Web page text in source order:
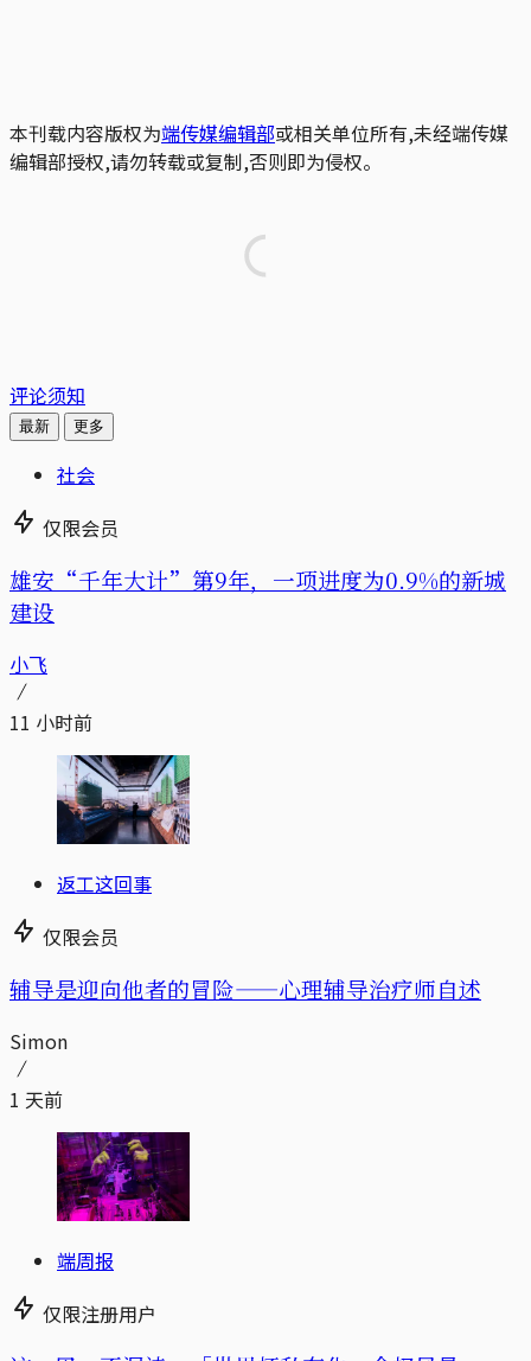
本刊载内容版权为端传媒编辑部或相关单位所有,未经端传媒
编辑部授权,请勿转载或复制,否则即为侵权。
评论须知
最新 更多
社会
仅限会员
雄安“千年大计”第9年，一项进度为0.9%的新城
建设
小飞
11 小时前
返工这回事
仅限会员
辅导是迎向他者的冒险——心理辅导治疗师自述
Simon
1 天前
端周报
仅限注册用户